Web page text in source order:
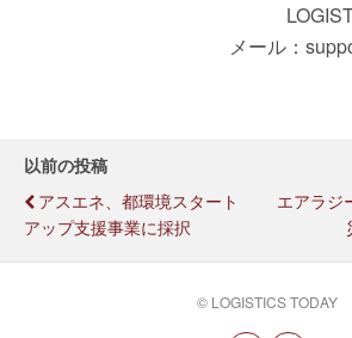
メール：
以前の投稿
アスエネ、都環境スタート
アップ支援事業に採択
エアラジ
© LOGISTICS TODAY